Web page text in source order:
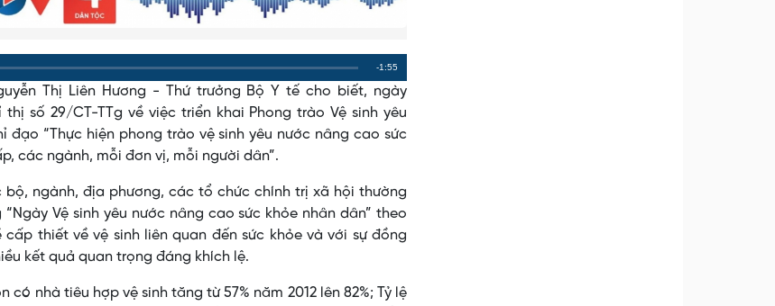
Remaining
Time
-1:55
Thị Liên Hương - Thứ trưởng Bộ Y tế cho biết, ngày
số 29/CT-TTg về việc triển khai Phong trào Vệ sinh yêu
“Thực hiện phong trào vệ sinh yêu nước nâng cao sức
các ngành, mỗi đơn vị, mỗi người dân”.
ngành, địa phương, các tổ chức chính trị xã hội thường
Vệ sinh yêu nước nâng cao sức khỏe nhân dân” theo
thiết về vệ sinh liên quan đến sức khỏe và với sự đồng
kết quả quan trọng đáng khích lệ.
nhà tiêu hợp vệ sinh tăng từ 57% năm 2012 lên 82%; Tỷ lệ